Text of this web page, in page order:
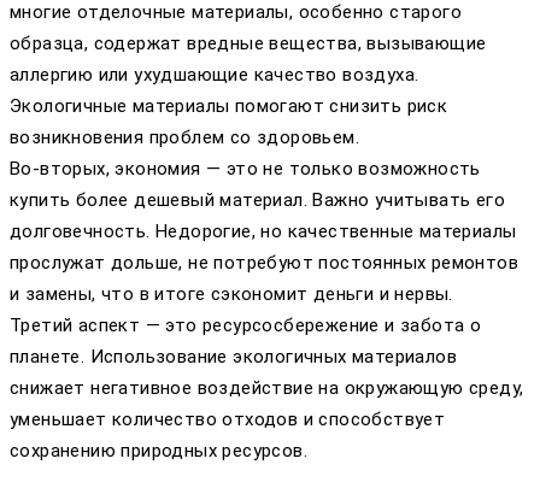
многие отделочные материалы, особенно старого
образца, содержат вредные вещества, вызывающие
аллергию или ухудшающие качество воздуха.
Экологичные материалы помогают снизить риск
возникновения проблем со здоровьем.
Во-вторых, экономия — это не только возможность
купить более дешевый материал. Важно учитывать его
долговечность. Недорогие, но качественные материалы
прослужат дольше, не потребуют постоянных ремонтов
и замены, что в итоге сэкономит деньги и нервы.
Третий аспект — это ресурсосбережение и забота о
планете. Использование экологичных материалов
снижает негативное воздействие на окружающую среду,
уменьшает количество отходов и способствует
сохранению природных ресурсов.